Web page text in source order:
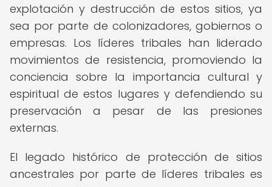
explotación y destrucción de estos sitios, ya
sea por parte de colonizadores, gobiernos o
empresas. Los líderes tribales han liderado
movimientos de resistencia, promoviendo la
conciencia sobre la importancia cultural y
espiritual de estos lugares y defendiendo su
preservación a pesar de las presiones
externas.
El legado histórico de protección de sitios
ancestrales por parte de líderes tribales es